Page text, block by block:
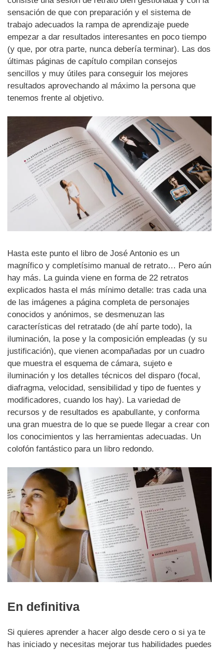
sensación de que con preparación y el sistema de
trabajo adecuados la rampa de aprendizaje puede
empezar a dar resultados interesantes en poco tiempo
(y que, por otra parte, nunca debería terminar). Las dos
últimas páginas de capítulo compilan consejos
sencillos y muy útiles para conseguir los mejores
resultados aprovechando al máximo la persona que
tenemos frente al objetivo.
Hasta este punto el libro de José Antonio es un
magnífico y completísimo manual de retrato… Pero aún
hay más. La guinda viene en forma de 22 retratos
explicados hasta el más mínimo detalle: tras cada una
de las imágenes a página completa de personajes
conocidos y anónimos, se desmenuzan las
características del retratado (de ahí parte todo), la
iluminación, la pose y la composición empleadas (y su
justificación), que vienen acompañadas por un cuadro
que muestra el esquema de cámara, sujeto e
iluminación y los detalles técnicos del disparo (focal,
diafragma, velocidad, sensibilidad y tipo de fuentes y
modificadores, cuando los hay). La variedad de
recursos y de resultados es apabullante, y conforma
una gran muestra de lo que se puede llegar a crear con
los conocimientos y las herramientas adecuadas. Un
colofón fantástico para un libro redondo.
En definitiva
Si quieres aprender a hacer algo desde cero o si ya te
has iniciado y necesitas mejorar tus habilidades puedes